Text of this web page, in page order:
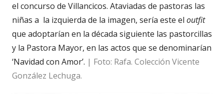
el concurso de Villancicos. Ataviadas de pastoras las
niñas a la izquierda de la imagen, sería este el outfit
que adoptarían en la década siguiente las pastorcillas
y la Pastora Mayor, en las actos que se denominarían
‘Navidad con Amor’. | Foto: Rafa. Colección Vicente
González Lechuga.